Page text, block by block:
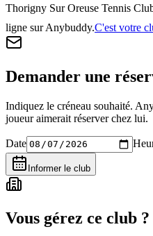
Thorigny Sur Oreuse Tennis
ligne sur Anybuddy.C'est votre
Demander une
Indiquez le créneau souhaité.
joueur aimerait réserver chez lui.
Date
Informer le club
Vous gérez ce club ?